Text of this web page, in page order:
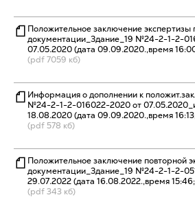
Положительное заключение экспертизы
документации_Здание_19 №24-2-1-2-
07.05.2020 (дата 09.09.2020.,время
(pdf 7059 кб)
Информация о дополнении к
№24-2-1-2-016022-2020 от
18.08.2020 (дата 09.09.2020.,время
(pdf 578 кб)
Положительное заключение повторной
документации_Здание_19 №24-2-1-2-
29.07.2022 (дата 16.08.2022.,время
(pdf 343 кб)